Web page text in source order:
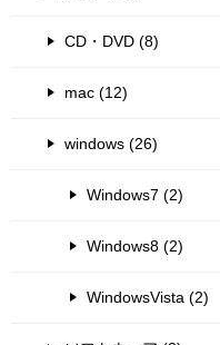
CD・DVD (8)
mac (12)
windows (26)
Windows7 (2)
Windows8 (2)
WindowsVista (2)